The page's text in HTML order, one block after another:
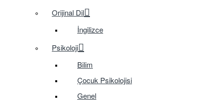
Orijinal Dil
İngilizce
Psikoloji
Bilim
Çocuk Psikolojisi
Genel